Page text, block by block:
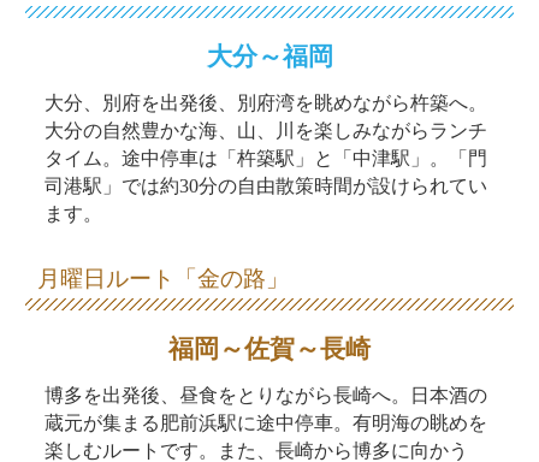
大分～福岡
大分、別府を出発後、別府湾を眺めながら杵築へ。
大分の自然豊かな海、山、川を楽しみながらランチ
タイム。途中停車は「杵築駅」と「中津駅」。「門
司港駅」では約30分の自由散策時間が設けられてい
ます。
月曜日ルート「金の路」
福岡～佐賀～長崎
博多を出発後、昼食をとりながら長崎へ。日本酒の
蔵元が集まる肥前浜駅に途中停車。有明海の眺めを
楽しむルートです。また、長崎から博多に向かう